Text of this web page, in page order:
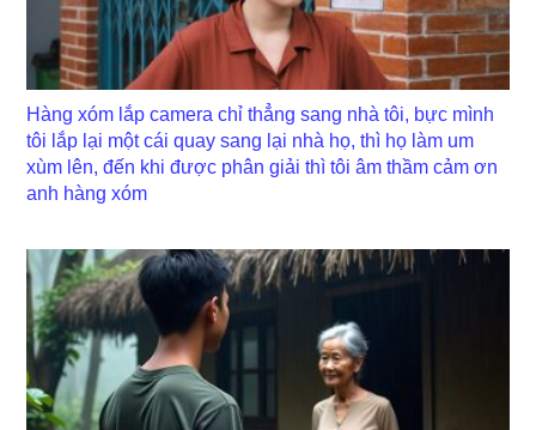
Hàng xóm lắp camera chỉ thẳng sang nhà tôi, bực mình
tôi lắp lại một cái quay sang lại nhà họ, thì họ làm um
xùm lên, đến khi được phân giải thì tôi âm thầm cảm ơn
anh hàng xóm